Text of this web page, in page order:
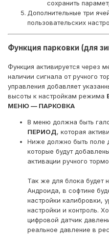
сохранить
Дополнительные три
пользовательских
Функция парковки (для
Функция активируется через
наличии сигнала от ручного
управления добавляет
высоты к настройкам режима
МЕНЮ — ПАРКОВКА
В меню должна быть
ПЕРИОД, которая
Ниже должно быть поле
которые будут
активации ручного
Так же для блока будет
Андроида, в софтине
настройки калибровки,
настройки и контроль.
цифровой датчик
реальное давление в